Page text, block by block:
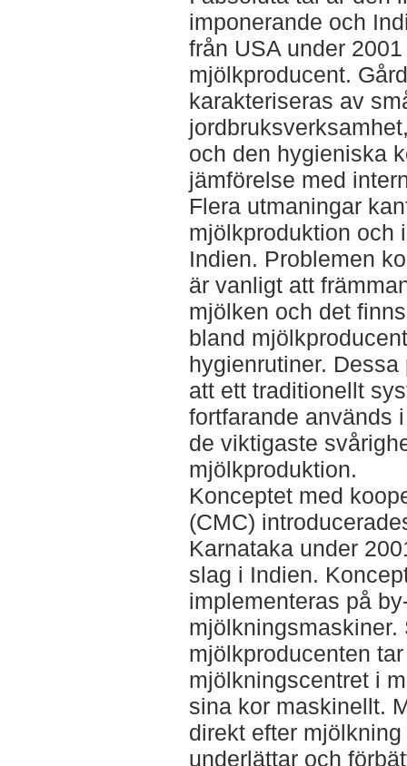
imponerande och
från USA under
mjölkproducent.
karakteriseras av
och den hygieniska
jämförelse med
Flera utmaningar
mjölkproduktion och
Indien. Problemen
är vanligt att
mjölken och det
bland
hygienrutiner.
att ett traditionellt
fortfarande används
de viktigaste
mjölkproduktion.
Konceptet med
(CMC)
Karnataka under
slag i Indien.
implementeras på
mjölkproducenten
mjölkningscentret i
sina kor maskinellt.
direkt efter
underlättar och